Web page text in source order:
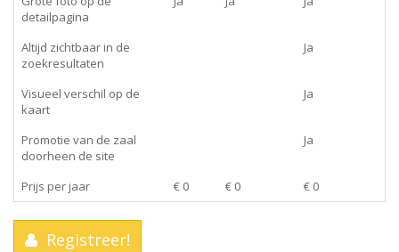
detailpagina
Altijd zichtbaar in de
zoekresultaten
Ja
Visueel verschil op de
kaart
Ja
Promotie van de zaal
doorheen de site
Ja
Prijs per jaar € 0 € 0 € 0
Registreer!